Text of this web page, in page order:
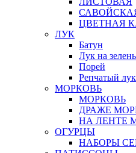
ЦВЕТНАЯ
ЛУК
Батун
Лук на зелень
Порей
Репчатый лук
МОРКОВЬ
МОРКОВЬ
ДРАЖЕ
НА ЛЕНТЕ
ОГУРЦЫ
НАБОРЫ